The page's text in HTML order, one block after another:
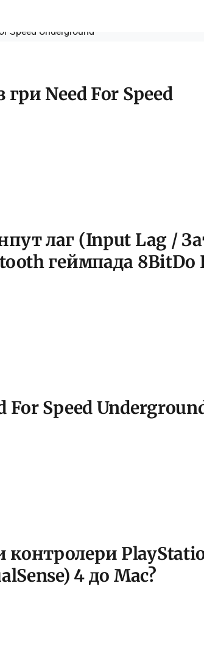
гри Need For Speed
лаг (Input Lag /
геймпада 8BitDo
For Speed
4 до Mac?